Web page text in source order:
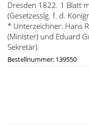
Dresden 1822. 1 Blatt
(Gesetzesslg. f. d.
* Unterzeichner: Hans
(Minister) und Eduard
Sekretär).
Bestellnummer: 139550